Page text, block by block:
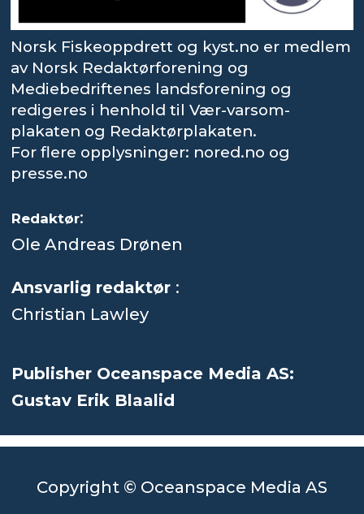
Norsk Fiskeoppdrett og kyst.no er medlem
av Norsk Redaktørforening og
Mediebedriftenes landsforening og
redigeres i henhold til Vær-varsom-
plakaten og Redaktørplakaten.
For flere opplysninger: nored.no og
presse.no
Redaktør:
Ole Andreas Drønen
Ansvarlig redaktør :
Christian Lawley
Publisher Oceanspace Media AS:
Gustav Erik Blaalid
Copyright © Oceanspace Media AS